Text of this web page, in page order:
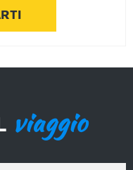
viaggio